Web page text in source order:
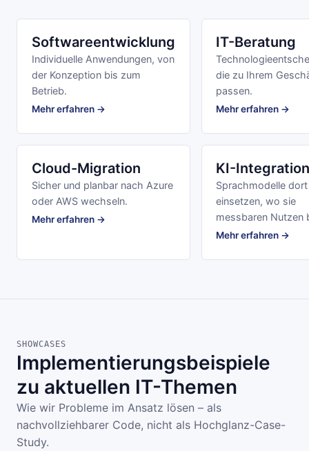
Softwareentwicklung
Individuelle Anwendungen, von
der Konzeption bis zum
Betrieb.
Mehr erfahren →
IT-Beratung
die zu Ihrem
passen.
Mehr erfahren →
Cloud-Migration
Sicher und planbar nach Azure
oder AWS wechseln.
Mehr erfahren →
KI-
Sprachmodelle dort
einsetzen, wo sie
messbaren Nutzen
Mehr erfahren →
SHOWCASES
Implementierungsbeispiele
zu aktuellen IT-Themen
Wie wir Probleme im Ansatz lösen – als
nachvollziehbarer Code, nicht als Hochglanz-Case-
Study.